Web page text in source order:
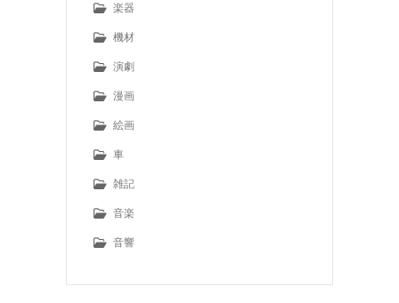
楽器
機材
演劇
漫画
絵画
車
雑記
音楽
音響